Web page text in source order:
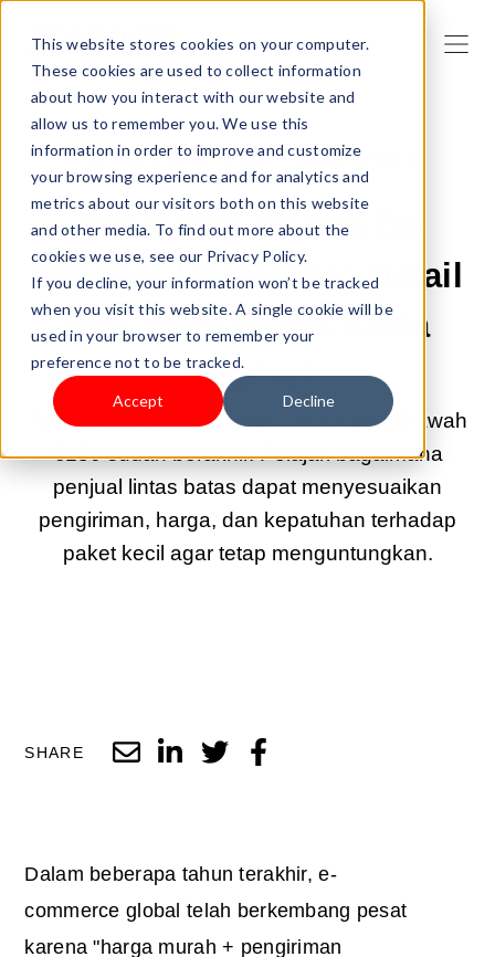
This website stores cookies on your computer.
These cookies are used to collect information
about how you interact with our website and
allow us to remember you. We use this
information in order to improve and customize
your browsing experience and for analytics and
metrics about our visitors both on this website
and other media. To find out more about the
cookies we use, see our Privacy Policy.
If you decline, your information won’t be tracked
when you visit this website. A single cookie will be
used in your browser to remember your
preference not to be tracked.
Accept Decline
2025 DES 16 20:00:01 | PEMBAYARAN &
PENGIRIMAN
Akhir dari Aturan De
Minimis Uni Eropa: Detail
Apa yang Harus Anda
Ketahui
Ambang batas de minimis Uni Eropa di bawah
€150 sudah berakhir. Pelajari bagaimana
penjual lintas batas dapat menyesuaikan
pengiriman, harga, dan kepatuhan terhadap
paket kecil agar tetap menguntungkan.
SHARE
Dalam beberapa tahun terakhir, e-
commerce global telah berkembang pesat
karena "harga murah + pengiriman